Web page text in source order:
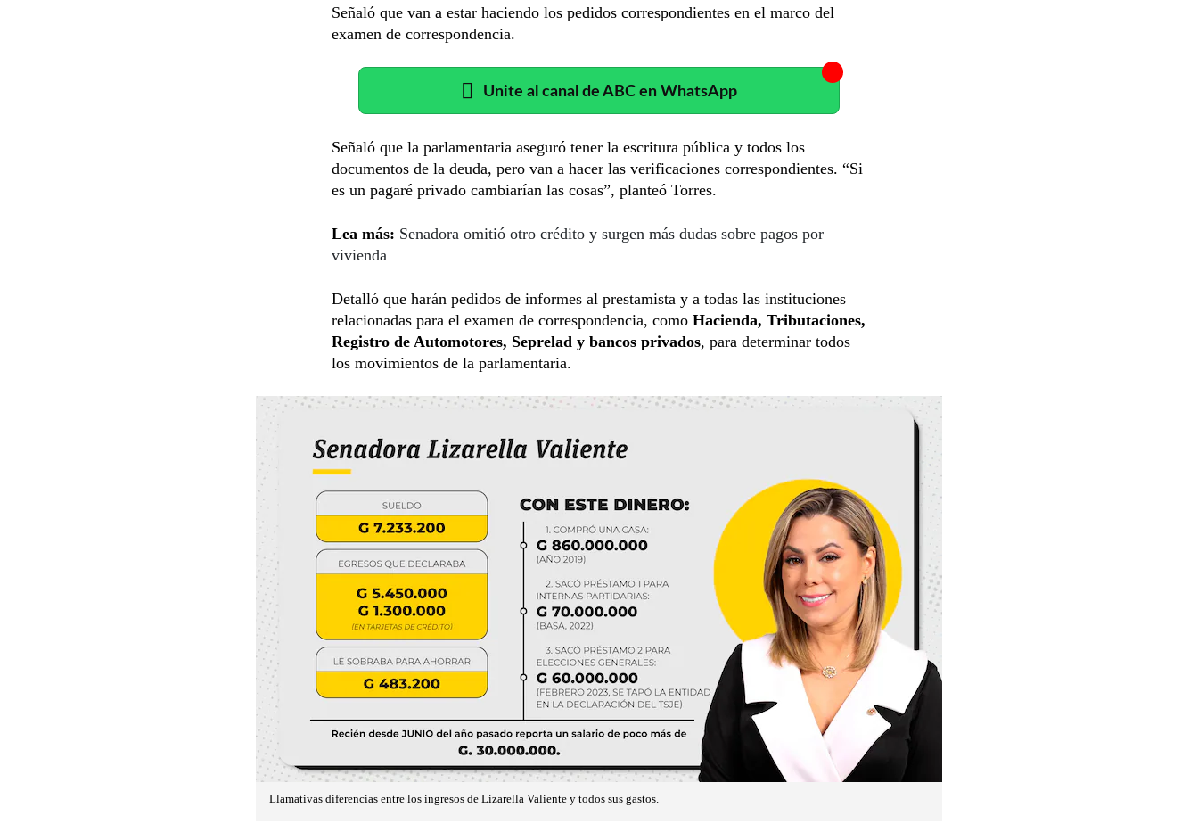
Señaló que van a estar haciendo los pedidos correspondientes en el marco del
examen de correspondencia.
Unite al canal de ABC en WhatsApp
Señaló que la parlamentaria aseguró tener la escritura pública y todos los
documentos de la deuda, pero van a hacer las verificaciones correspondientes. “Si
es un pagaré privado cambiarían las cosas”, planteó Torres.
Lea más: Senadora omitió otro crédito y surgen más dudas sobre pagos por
vivienda
Detalló que harán pedidos de informes al prestamista y a todas las instituciones
relacionadas para el examen de correspondencia, como Hacienda, Tributaciones,
Registro de Automotores, Seprelad y bancos privados, para determinar todos
los movimientos de la parlamentaria.
Llamativas diferencias entre los ingresos de Lizarella Valiente y todos sus gastos.